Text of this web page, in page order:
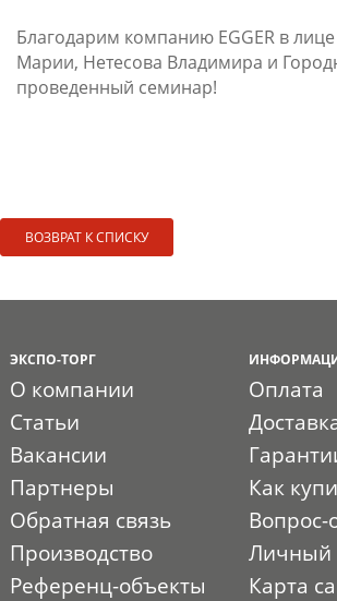
Благодарим компанию EGGER в
Марии, Нетесова Владимира и
проведенный семинар!
ВОЗВРАТ К СПИСКУ
ЭКСПО-ТОРГ
О компании
Статьи
Вакансии
Партнеры
Обратная связь
Производство
Референц-объекты
Оплата
Как
Вопрос-
Личный
Карта